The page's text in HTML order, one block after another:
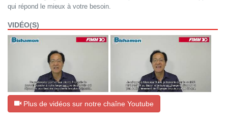
qui répond le mieux à votre besoin.
VIDÉO(S)
Plus de vidéos sur notre chaîne Youtube